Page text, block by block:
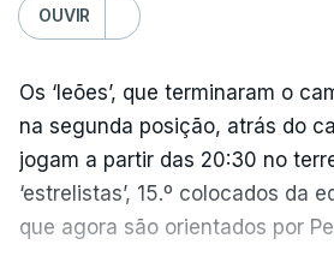
OUVIR
Os ‘leões’, que terminaram o
na segunda posição, atrás do
jogam a partir das 20:30 no
‘estrelistas’, 15.º colocados da
que agora são orientados por